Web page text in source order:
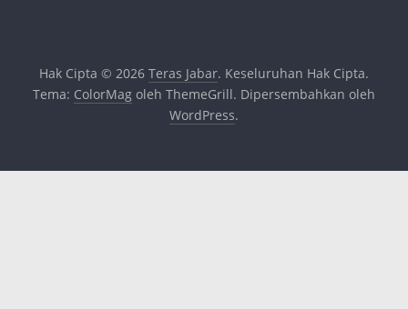
Hak Cipta © 2026 Teras Jabar. Keseluruhan Hak Cipta.
Tema: ColorMagoleh ThemeGrill. Dipersembahkan oleh
WordPress.